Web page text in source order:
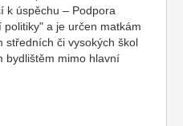
k úspěchu – Podpora
a je určen matkám
středních či vysokých škol
bydlištěm mimo hlavní